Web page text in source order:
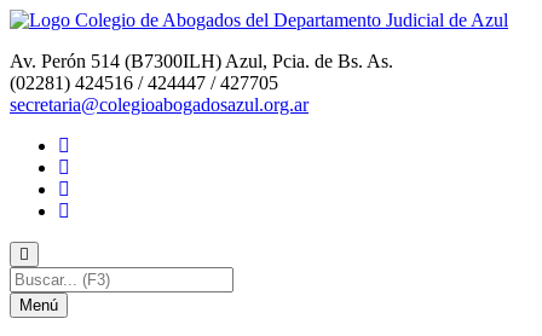
Av. Perón 514 (B7300ILH) Azul, Pcia. de Bs. As.
(02281) 424516 / 424447 / 427705
secretaria@colegioabogadosazul.org.ar
Menú